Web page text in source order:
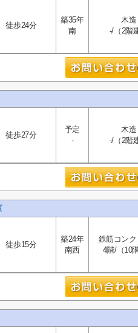
徒歩24分
築35年
南
木造
-/（2階
徒歩27分
予定
-
木造
-/（2階
徒歩15分
築24年
南西
鉄筋コンク
4階/（10